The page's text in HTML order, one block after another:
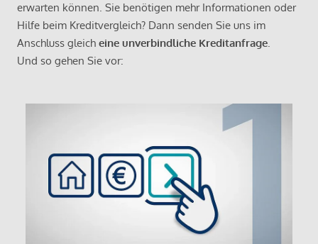
erwarten können. Sie benötigen mehr Informationen oder
Hilfe beim Kreditvergleich? Dann senden Sie uns im
Anschluss gleich eine unverbindliche Kreditanfrage.
Und so gehen Sie vor: